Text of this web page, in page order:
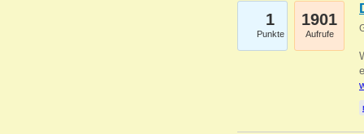
1
Punkte
1901
Aufrufe